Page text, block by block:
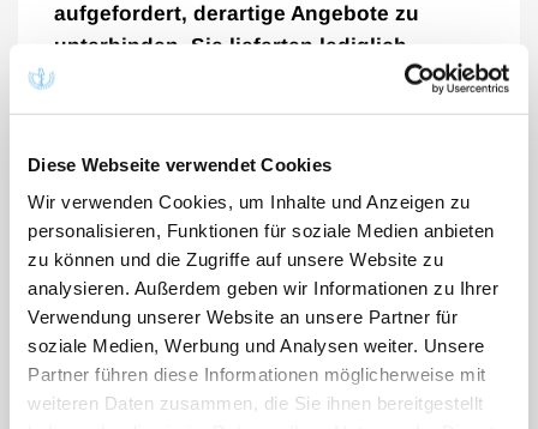
Diese Webseite verwendet Cookies
Wir verwenden Cookies, um Inhalte und Anzeigen zu
personalisieren, Funktionen für soziale Medien anbieten
zu können und die Zugriffe auf unsere Website zu
analysieren. Außerdem geben wir Informationen zu Ihrer
Verwendung unserer Website an unsere Partner für
soziale Medien, Werbung und Analysen weiter. Unsere
Partner führen diese Informationen möglicherweise mit
weiteren Daten zusammen, die Sie ihnen bereitgestellt
aufgefordert, derartige Angebote zu
unterbinden. Sie lieferten lediglich
isolierte Momentaufnahmen ohne
medizinischen Kontext. Dies könne
in falscher Sicherheit wiegen.
„Eine ärztliche Behandlung geht weit über das Ablesen
einzelner Messwerte hinaus“, begründeten die
Abgeordneten ihre Forderung. Zu einer
verantwortungsvollen Diagnostik gehörten Anamnese,
körperliche Untersuchung, gegebenenfalls
differenzialdiagnostische Überlegungen sowie
gegebenenfalls die gemeinsame Entscheidung über